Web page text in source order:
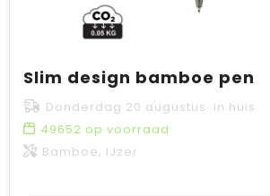
Slim design bamboe pen
Donderdag 20 augustus in huis
49652 op voorraad
Bamboe, IJzer